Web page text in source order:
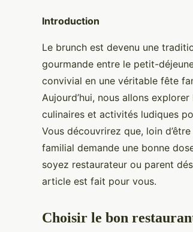
Introduction
Le brunch est devenu une
gourmande entre le petit-
convivial en une véritable fête
Aujourd’hui, nous allons
culinaires et activités ludiques
Vous découvrirez que, loin
familial demande une bonne
soyez restaurateur ou parent
article est fait pour vous.
Choisir le bon